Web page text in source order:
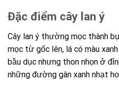
Đặc điểm cây lan ý
Cây lan ý thường mọc thành
mọc từ gốc lên, lá có màu
bầu dục nhưng thon nhọn ở
những đường gân xanh nhạt